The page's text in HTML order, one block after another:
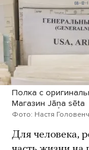
Полка с
Магазин Jāņa sēta
Фото: Настя
Для человека,